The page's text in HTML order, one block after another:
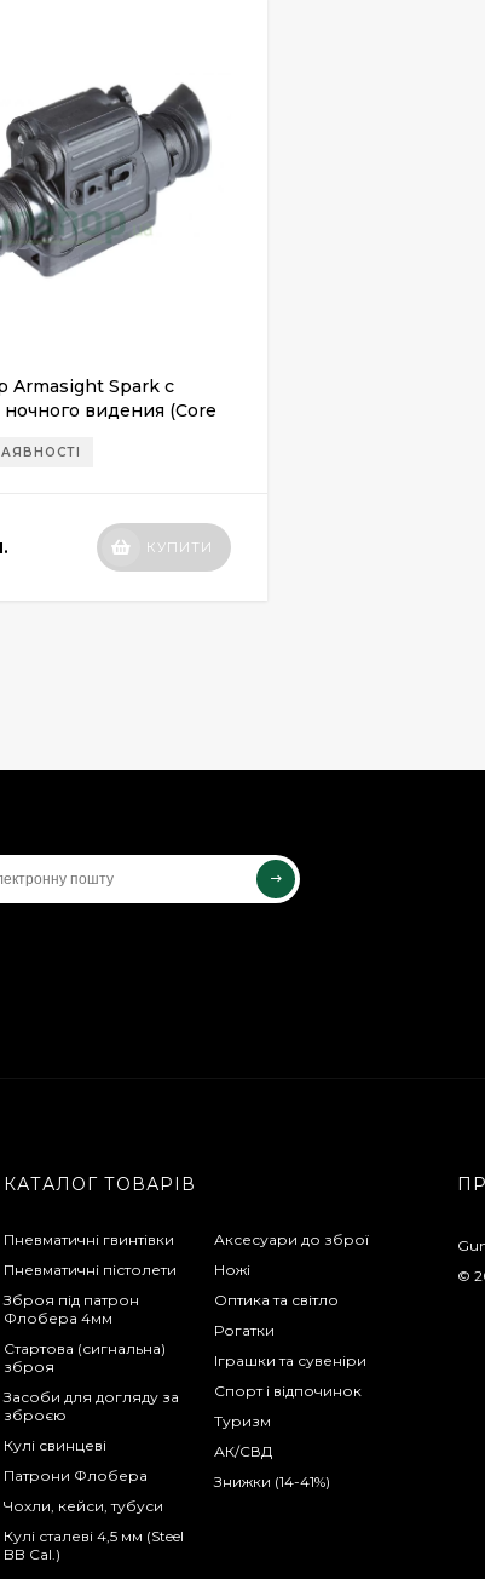
Armasight Spark с
видения (Core
КУПИТИ
КАТАЛОГ ТОВАРІВ
Пневматичні гвинтівки
Пневматичні пістолети
Зброя під патрон
Флобера 4мм
Стартова (сигнальна)
зброя
Засоби для догляду за
зброєю
Кулі свинцеві
Патрони Флобера
Чохли, кейси, тубуси
Кулі сталеві 4,5 мм (Steel
BB Cal.)
Аксесуари до зброї
Ножі
Оптика та світло
Рогатки
Іграшки та сувеніри
Спорт і відпочинок
Туризм
АК/СВД
Знижки (14-41%)
©